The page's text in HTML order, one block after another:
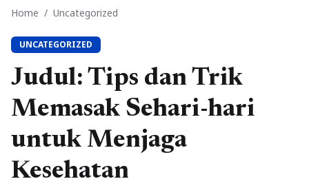
Home / Uncategorized
UNCATEGORIZED
Judul: Tips dan Trik
Memasak Sehari-hari
untuk Menjaga
Kesehatan